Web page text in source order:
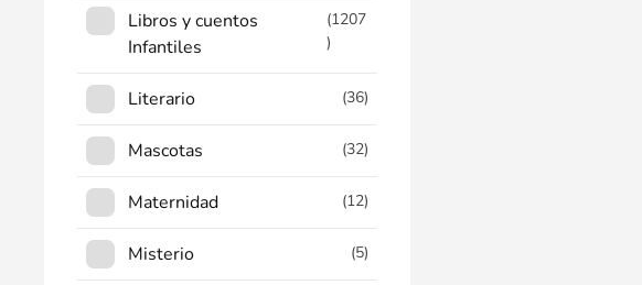
Libros y cuentos
Infantiles
(1207
)
Literario (36)
Mascotas (32)
Maternidad (12)
Misterio (5)